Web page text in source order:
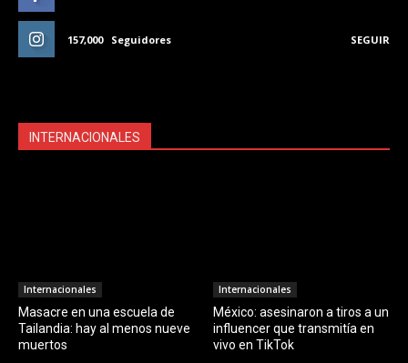
157,000 Seguidores SEGUIR
INTERNACIONALES
Internacionales
Masacre en una escuela de
Tailandia: hay al menos nueve
muertos
Internacionales
México: asesinaron a tiros a un
influencer que transmitía en
vivo en TikTok